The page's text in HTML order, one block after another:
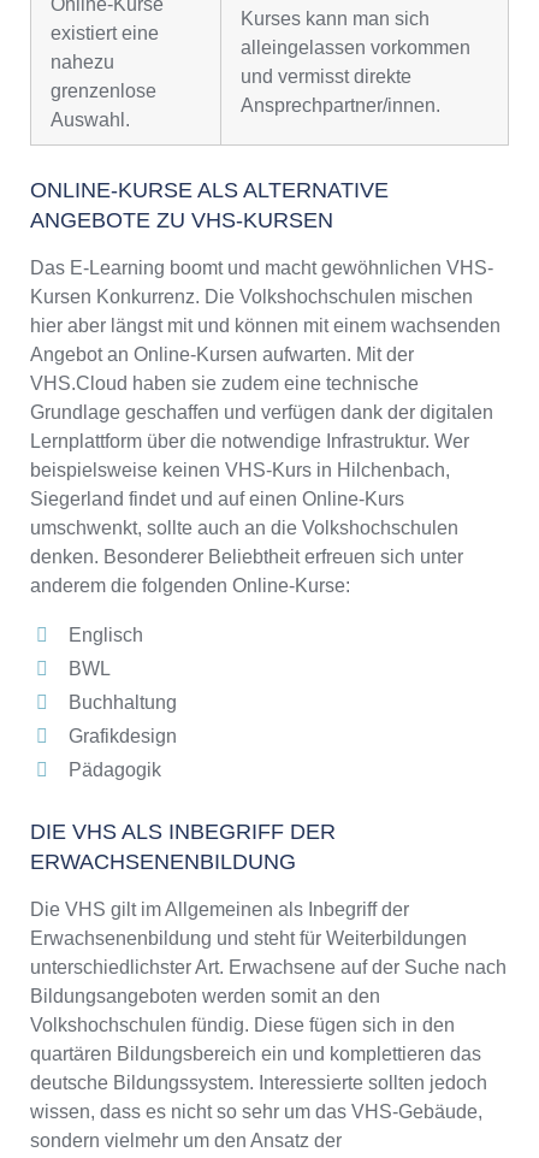
Online-Kurse
existiert eine
nahezu
grenzenlose
Auswahl.
Kurses kann man sich
alleingelassen vorkommen
und vermisst direkte
Ansprechpartner/innen.
ONLINE-KURSE ALS ALTERNATIVE
ANGEBOTE ZU VHS-KURSEN
Das E-Learning boomt und macht gewöhnlichen VHS-
Kursen Konkurrenz. Die Volkshochschulen mischen
hier aber längst mit und können mit einem wachsenden
Angebot an Online-Kursen aufwarten. Mit der
VHS.Cloud haben sie zudem eine technische
Grundlage geschaffen und verfügen dank der digitalen
Lernplattform über die notwendige Infrastruktur. Wer
beispielsweise keinen VHS-Kurs in Hilchenbach,
Siegerland findet und auf einen Online-Kurs
umschwenkt, sollte auch an die Volkshochschulen
denken. Besonderer Beliebtheit erfreuen sich unter
anderem die folgenden Online-Kurse:
Englisch
BWL
Buchhaltung
Grafikdesign
Pädagogik
DIE VHS ALS INBEGRIFF DER
ERWACHSENENBILDUNG
Die VHS gilt im Allgemeinen als Inbegriff der
Erwachsenenbildung und steht für Weiterbildungen
unterschiedlichster Art. Erwachsene auf der Suche nach
Bildungsangeboten werden somit an den
Volkshochschulen fündig. Diese fügen sich in den
quartären Bildungsbereich ein und komplettieren das
deutsche Bildungssystem. Interessierte sollten jedoch
wissen, dass es nicht so sehr um das VHS-Gebäude,
sondern vielmehr um den Ansatz der